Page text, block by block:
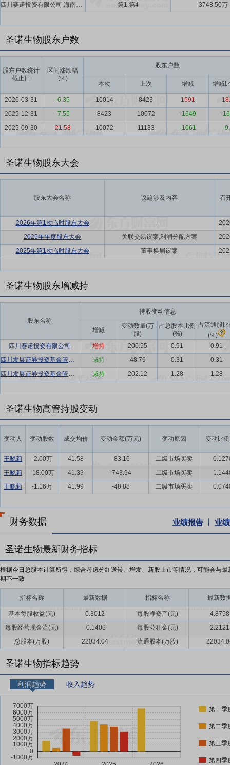
四川赛诺投资有限公司,海南圣诺企业管理中心(有限合伙)
第1,第4 3748.50万
圣诺生物股东户数
股东户数统计
截止日
区间涨跌幅
(%)
股东户数
本次 上次 增减 增减
2026-03-31 -6.35 10014 8423 1591
2025-12-31
-7.55 8423 10072 -1649
-
2025-09-30
21.58 10072 11133 -1061 -
圣诺生物股东大会
股东大会名称 议题涉及内容 召
2026年第1次临时股东大会 -
2025年年度股东大会
关联交易议案,利润分配方案
2025年第1次临时股东大会
董事换届议案
圣诺生物股东增减持
股东名称
持股变动信息
增减
变动数量(万
股)
占总股本比例
(%)
占流通股
(%)
四川赛诺投资有限公司
增持 200.55 0.91
0.91
四川发展证券投资基金管理有限公司-四川资本市场纾困发展证券投资基金合伙企业(有限合伙)
减持 48.79 0.31
0.31
四川发展证券投资基金管理有限公司-四川资本市场纾困发展证券投资基金合伙企业(有限合伙)
减持 202.12 1.28 1.28
圣诺生物高管持股变动
变动人 变动股数 成交均价 变动金额(万元) 变动原因 变动比
王晓莉 -2.00万 41.58 -83.16 二级市场买卖
王晓莉
-18.00万 41.33 -743.94 二级市场买卖
王晓莉
-1.16万 41.99 -48.88 二级市场买卖
财务数据 业绩报告 业
圣诺生物最新财务指标
根据今日总股本计算所得，综合考虑分红送转、增发、新股上市等情况，可能会与最
期不一致
指标名称 最新数据 指标名称 最新数
基本每股收益(元) 0.3012 每股净资产(元)
4.8758
每股经营现金流(元)
-0.1406 每股公积金(元)
2.2121
总股本(万股)
22034.04 流通股本(万股)
圣诺生物指标趋势
利润趋势 收入趋势
第一季
第二季
第三季
第四季